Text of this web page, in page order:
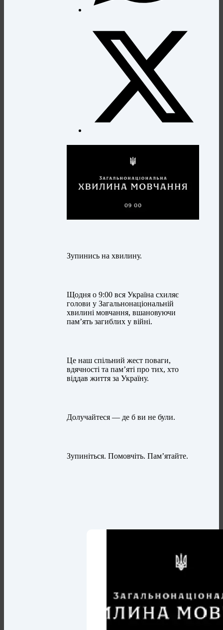
Зупинись на хвилину.
Щодня о 9:00 вся Україна схиляє
голови у Загальнонаціональній
хвилині мовчання, вшановуючи
пам’ять загиблих у війні.
Це наш спільний жест поваги,
вдячності та пам’яті про тих, хто
віддав життя за Україну.
Долучайтеся — де б ви не були.
Зупиніться. Помовчіть. Пам’ятайте.